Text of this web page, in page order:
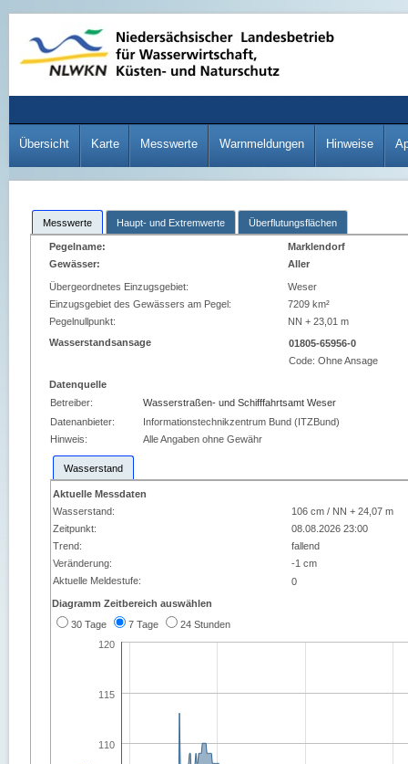
Übersicht Karte Messwerte Warnmeldungen Hinweise
Messwerte Haupt- und Extremwerte Überflutungsflächen
Pegelname:
Marklendorf
Gewässer:
Aller
Übergeordnetes Einzugsgebiet:
Weser
Einzugsgebiet des Gewässers am Pegel:
7209 km²
Pegelnullpunkt:
NN + 23,01 m
Wasserstandsansage
01805-65956-0
Code:Ohne Ansage
Datenquelle
Betreiber:
Wasserstraßen- und Schifffahrtsamt Weser
Datenanbieter:
Informationstechnikzentrum Bund (ITZBund)
Hinweis:
Alle Angaben ohne Gewähr
Wasserstand
Aktuelle Messdaten
Wasserstand:
106 cm / NN + 24,07 m
Zeitpunkt:
08.08.2026 23:00
Trend:
fallend
Veränderung:
-1 cm
Aktuelle Meldestufe:
0
Diagramm Zeitbereich auswählen
30 Tage
7 Tage 24 Stunden
110
115
120